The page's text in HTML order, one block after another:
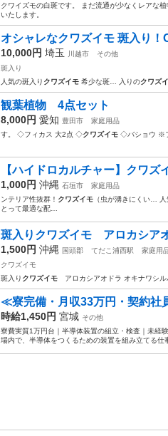
クワイズモの白斑です。 まだ流通が少なくレアな
いたします。
オシャレなクワズイモ 斑入り！
10,000円 埼玉 川越市
その他
斑入り
人気の斑入り クワズイモ 希少な斑… 入りのクワズ
観葉植物 4点セット
8,000円 愛知 豊田市
家庭用品
す。 ◇フィカス 大2点 ◇クワズイモ ◇バショウ ※
【ハイドロカルチャー】クワズ
1,000円 沖縄 石垣市
家庭用品
ンテリア性抜群！ クワズイモ （虫が湧きにくい…
とって最適な配…
斑入りクワズイモ アロカシア
1,500円 沖縄 国頭郡 てだこ浦西駅
家庭用
クワズイモ
斑入り クワズイモ アロカシアオドラ オキナワシル
≪寮完備・月収33万円・契約社
時給1,450円 宮城 その他
寮費実質1万円台｜半導体装置の組立・検査｜未経
場内で、半導体をつくるための装置を組み立てる仕